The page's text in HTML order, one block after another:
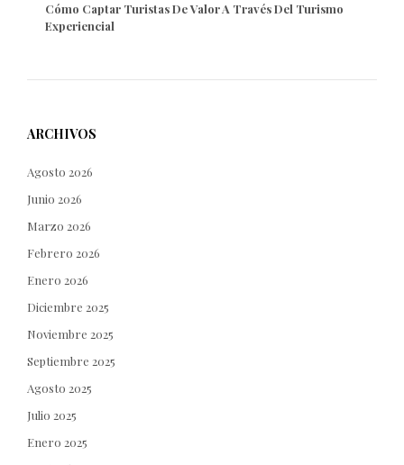
Cómo Captar Turistas De Valor A Través Del Turismo
Experiencial
ARCHIVOS
Agosto 2026
Junio 2026
Marzo 2026
Febrero 2026
Enero 2026
Diciembre 2025
Noviembre 2025
Septiembre 2025
Agosto 2025
Julio 2025
Enero 2025